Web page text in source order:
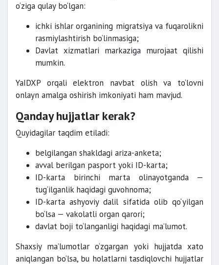
o‘ziga qulay bo‘lgan:
ichki ishlar organining migratsiya va fuqarolikni
rasmiylashtirish bo‘linmasiga;
Davlat xizmatlari markaziga murojaat qilishi
mumkin.
YaIDXP orqali elektron navbat olish va to‘lovni
onlayn amalga oshirish imkoniyati ham mavjud.
Qanday hujjatlar kerak?
Quyidagilar taqdim etiladi:
belgilangan shakldagi ariza-anketa;
avval berilgan pasport yoki ID-karta;
ID-karta birinchi marta olinayotganda —
tug‘ilganlik haqidagi guvohnoma;
ID-karta ashyoviy dalil sifatida olib qo‘yilgan
bo‘lsa — vakolatli organ qarori;
davlat boji to‘langanligi haqidagi ma’lumot.
Shaxsiy ma’lumotlar o‘zgargan yoki hujjatda xato
aniqlangan bo‘lsa, bu holatlarni tasdiqlovchi hujjatlar